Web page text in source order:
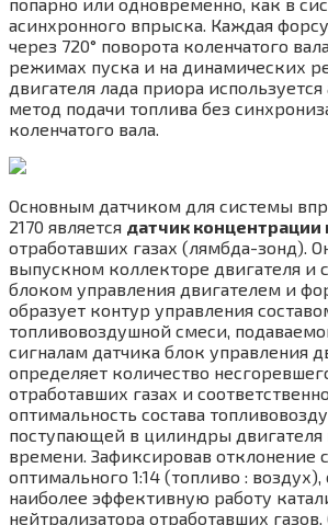
асинхронного впрыска. Каждая
через 720° поворота коленчатого
режимах пуска и на динамических
двигателя лада приора
метод подачи топлива без
коленчатого вала.
Основным датчиком для системы
2170 является датчик концентрации
отработавших газах (лямбда-зонд).
выпускном коллекторе двигателя и
блоком управления двигателем и
образует контур управления
топливовоздушной смеси,
сигналам датчика блок управления
определяет количество
отработавших газах и
оптимальность состава
поступающей в цилиндры
времени. Зафиксировав отклонение
оптимального 1:14 (топливо :
наиболее эффективную работу
нейтрализатора отработавших